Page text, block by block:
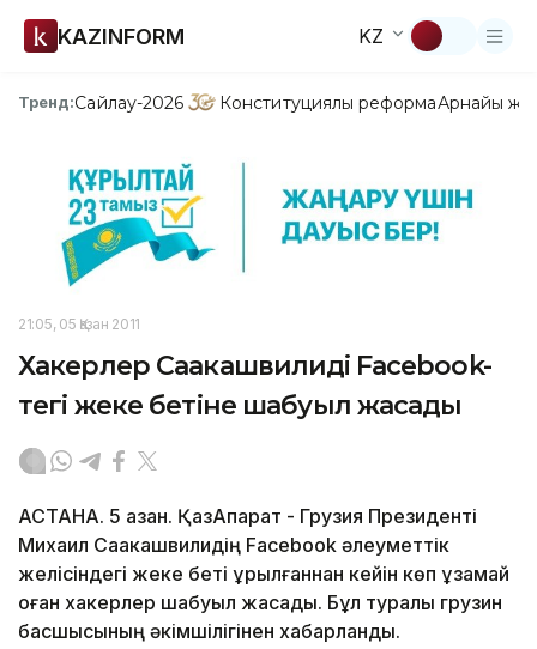
KAZINFORM KZ
Тренд:Сайлау-2026 Конституциялық реформаАрнайы
21:05, 05 Қазан 2011
Хакерлер Саакашвилидің Facebook-
тегі жеке бетіне шабуыл жасады
АСТАНА. 5 қазан. ҚазАқпарат - Грузия Президенті
Михаил Саакашвилидің Facebook әлеуметтiк
желiсiндегi жеке беті құрылғаннан кейін көп ұзамай
оған хакерлер шабуыл жасады. Бұл туралы грузин
басшысының әкiмшiлiгінен хабарланды.